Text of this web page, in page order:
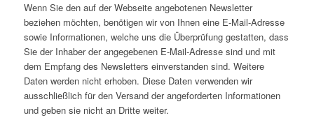
Wenn Sie den auf der Webseite angebotenen Newsletter
beziehen möchten, benötigen wir von Ihnen eine E-Mail-Adresse
sowie Informationen, welche uns die Überprüfung gestatten, dass
Sie der Inhaber der angegebenen E-Mail-Adresse sind und mit
dem Empfang des Newsletters einverstanden sind. Weitere
Daten werden nicht erhoben. Diese Daten verwenden wir
ausschließlich für den Versand der angeforderten Informationen
und geben sie nicht an Dritte weiter.